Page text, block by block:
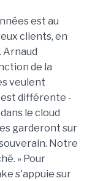
est au
clients, en
Arnaud
de la
veulent
différente -
le cloud
garderont sur
Notre
» Pour
s'appuie sur